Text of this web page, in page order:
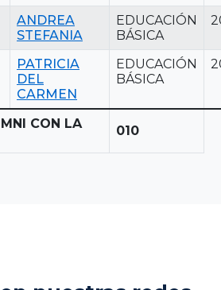
ANDREA
STEFANIA
EDUCACIÓN
BÁSICA
PATRICIA
DEL
CARMEN
EDUCACIÓN
BÁSICA
CON LA
010